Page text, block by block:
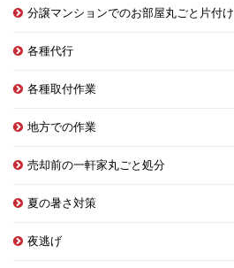
分譲マンションでのお部屋丸ごと片付け
各種代行
各種取付作業
地方での作業
売却前の一軒家丸ごと処分
夏の暑さ対策
夜逃げ